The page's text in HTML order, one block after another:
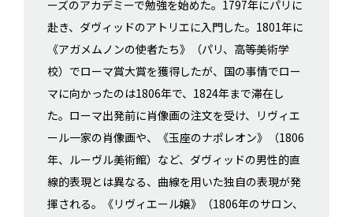
ーズのアカデミーで勉強を始めた。1797年にパリに
赴き、ダヴィッドのアトリエに入門した。1801年に
《アガメムノンの使者たち》（パリ、高等美術学
校）でローマ賞大賞を獲得したが、国の事情でロー
マに向かったのは1806年で、1824年まで滞在し
た。ローマ出発前に肖像画の注文を受け、リヴィエ
ール一家の肖像画や、《玉座のナポレオン》（1806
年、ルーヴル美術館）など、ダヴィッドの男性的直
線的表現とは異なる、曲線を用いた独自の表現が発
揮される。《リヴィエール嬢》（1806年のサロン、